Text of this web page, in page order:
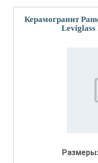
Керамогранит
Leviglass
Размеры: